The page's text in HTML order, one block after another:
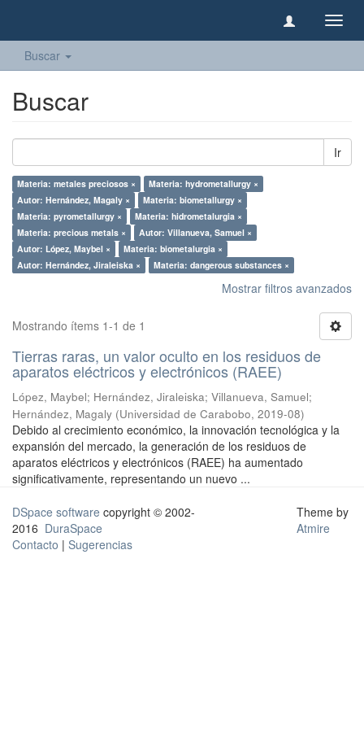
Buscar
Buscar
Ir
Materia: metales preciosos ×
Materia: hydrometallurgy ×
Autor: Hernández, Magaly ×
Materia: biometallurgy ×
Materia: pyrometallurgy ×
Materia: hidrometalurgia ×
Materia: precious metals ×
Autor: Villanueva, Samuel ×
Autor: López, Maybel ×
Materia: biometalurgia ×
Autor: Hernández, Jiraleiska ×
Materia: dangerous substances ×
Mostrar filtros avanzados
Mostrando ítems 1-1 de 1
Tierras raras, un valor oculto en los residuos de
aparatos eléctricos y electrónicos (RAEE)
López, Maybel; Hernández, Jiraleiska; Villanueva, Samuel;
Hernández, Magaly (Universidad de Carabobo, 2019-08)
Debido al crecimiento económico, la innovación tecnológica y la
expansión del mercado, la generación de los residuos de
aparatos eléctricos y electrónicos (RAEE) ha aumentado
significativamente, representando un nuevo ...
DSpace software copyright © 2002-
2016 DuraSpace
Contacto | Sugerencias
Theme by
Atmire